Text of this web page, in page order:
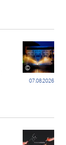
07.08.2026
©